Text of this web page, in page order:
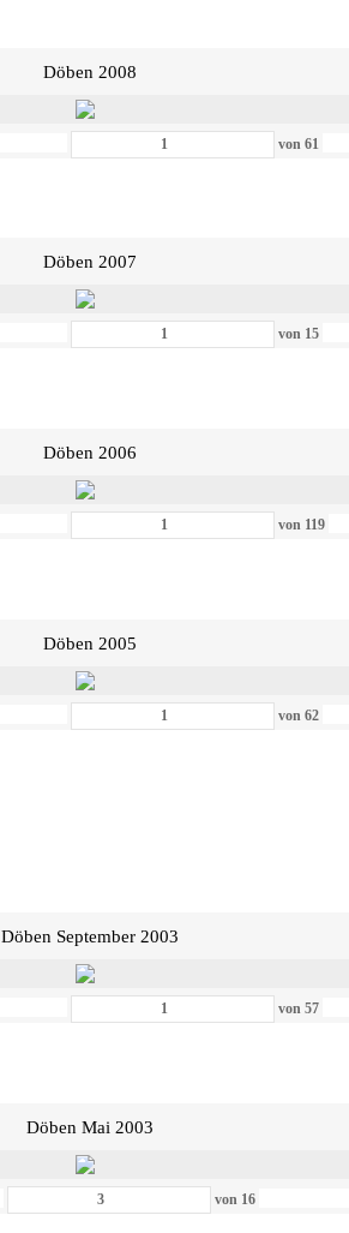
Döben 2008
von61
Döben 2007
von 15
Döben 2006
von 119
Döben 2005
von62
Döben September 2003
von57
Döben Mai 2003
von 16